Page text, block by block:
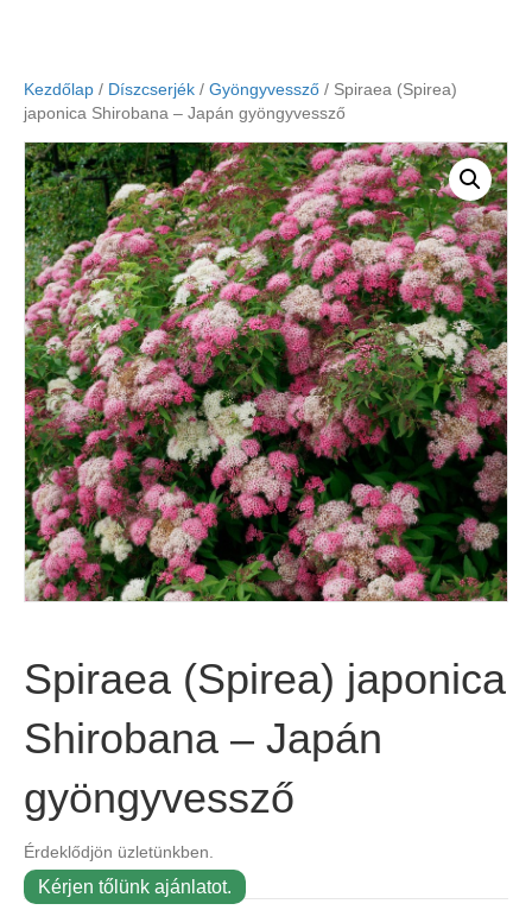
Kezdőlap / Díszcserjék / Gyöngyvessző / Spiraea (Spirea)
japonica Shirobana – Japán gyöngyvessző
Spiraea (Spirea) japonica
Shirobana – Japán
gyöngyvessző
Érdeklődjön üzletünkben.
Kérjen tőlünk ajánlatot.